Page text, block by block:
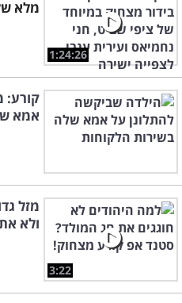
1:24:26
מלא
קורע:
אמא
3:22
מזל
ולא